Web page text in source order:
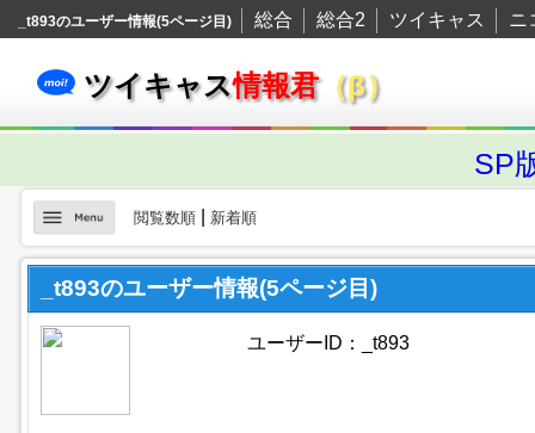
_t893のユーザー情報(5ページ目) 総合 総合2 ツイキャス ニ
ツイキャス情報君（β）
SP
閲覧数順| 新着順
_t893のユーザー情報(5ページ目)
ユーザーID：_t893